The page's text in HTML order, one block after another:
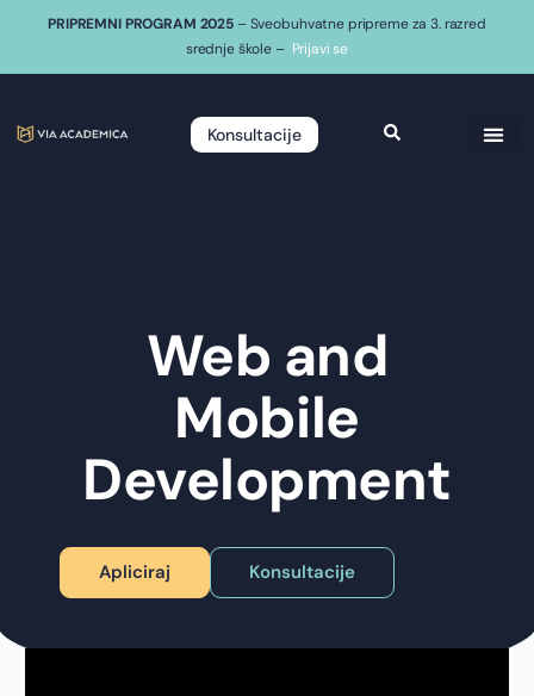
PRIPREMNI PROGRAM 2025 – Sveobuhvatne pripreme za 3. razred
srednje škole – Prijavi se
Konsultacije
Web and
Mobile
Development
Apliciraj Konsultacije